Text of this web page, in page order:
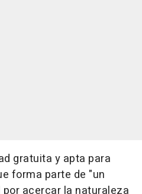
gratuita y apta para
forma parte de "un
acercar la naturaleza